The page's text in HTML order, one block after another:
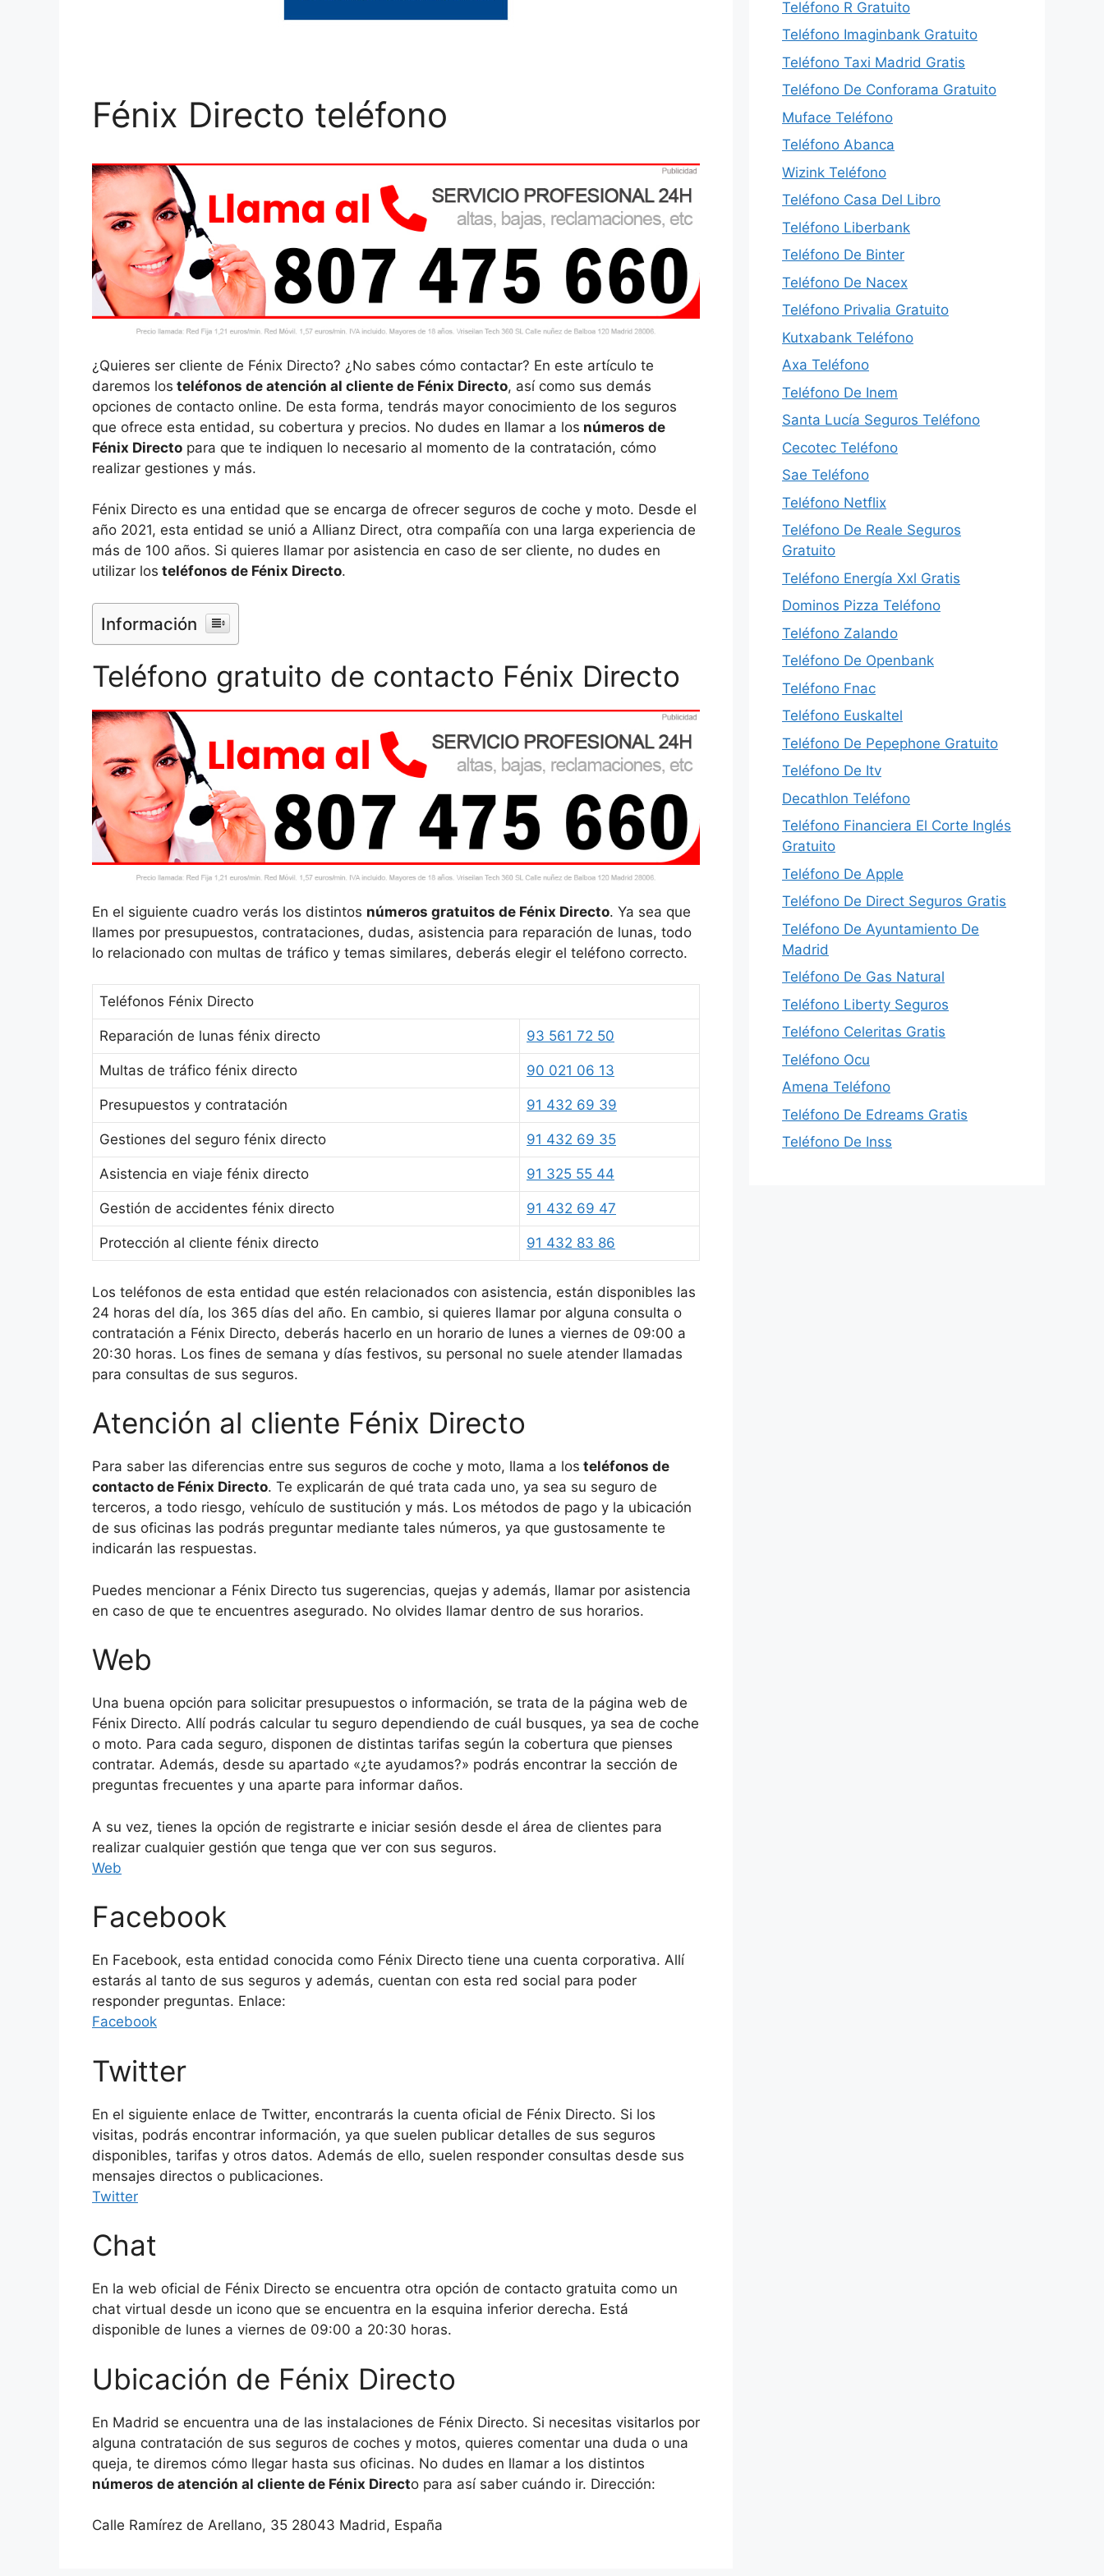
Fénix Directo teléfono
¿Quieres ser cliente de Fénix Directo? ¿No sabes cómo contactar? En este artículo te
daremos los teléfonos de atención al cliente de Fénix Directo, así como sus demás
opciones de contacto online. De esta forma, tendrás mayor conocimiento de los seguros
que ofrece esta entidad, su cobertura y precios. No dudes en llamar a los números de
Fénix Directo para que te indiquen lo necesario al momento de la contratación, cómo
realizar gestiones y más.
Fénix Directo es una entidad que se encarga de ofrecer seguros de coche y moto. Desde el
año 2021, esta entidad se unió a Allianz Direct, otra compañía con una larga experiencia de
más de 100 años. Si quieres llamar por asistencia en caso de ser cliente, no dudes en
utilizar los teléfonos de Fénix Directo.
Información
Teléfono gratuito de contacto Fénix Directo
En el siguiente cuadro verás los distintos números gratuitos de Fénix Directo. Ya sea que
llames por presupuestos, contrataciones, dudas, asistencia para reparación de lunas, todo
lo relacionado con multas de tráfico y temas similares, deberás elegir el teléfono correcto.
Teléfonos Fénix Directo
Reparación de lunas fénix directo 93 561 72 50
Multas de tráfico fénix directo 90 021 06 13
Presupuestos y contratación 91 432 69 39
Gestiones del seguro fénix directo 91 432 69 35
Asistencia en viaje fénix directo 91 325 55 44
Gestión de accidentes fénix directo 91 432 69 47
Protección al cliente fénix directo 91 432 83 86
Los teléfonos de esta entidad que estén relacionados con asistencia, están disponibles las
24 horas del día, los 365 días del año. En cambio, si quieres llamar por alguna consulta o
contratación a Fénix Directo, deberás hacerlo en un horario de lunes a viernes de 09:00 a
20:30 horas. Los fines de semana y días festivos, su personal no suele atender llamadas
para consultas de sus seguros.
Atención al cliente Fénix Directo
Para saber las diferencias entre sus seguros de coche y moto, llama a los teléfonos de
contacto de Fénix Directo. Te explicarán de qué trata cada uno, ya sea su seguro de
terceros, a todo riesgo, vehículo de sustitución y más. Los métodos de pago y la ubicación
de sus oficinas las podrás preguntar mediante tales números, ya que gustosamente te
indicarán las respuestas.
Puedes mencionar a Fénix Directo tus sugerencias, quejas y además, llamar por asistencia
en caso de que te encuentres asegurado. No olvides llamar dentro de sus horarios.
Web
Una buena opción para solicitar presupuestos o información, se trata de la página web de
Fénix Directo. Allí podrás calcular tu seguro dependiendo de cuál busques, ya sea de coche
o moto. Para cada seguro, disponen de distintas tarifas según la cobertura que pienses
contratar. Además, desde su apartado «¿te ayudamos?» podrás encontrar la sección de
preguntas frecuentes y una aparte para informar daños.
A su vez, tienes la opción de registrarte e iniciar sesión desde el área de clientes para
realizar cualquier gestión que tenga que ver con sus seguros.
Web
Facebook
En Facebook, esta entidad conocida como Fénix Directo tiene una cuenta corporativa. Allí
estarás al tanto de sus seguros y además, cuentan con esta red social para poder
responder preguntas. Enlace:
Facebook
Twitter
En el siguiente enlace de Twitter, encontrarás la cuenta oficial de Fénix Directo. Si los
visitas, podrás encontrar información, ya que suelen publicar detalles de sus seguros
disponibles, tarifas y otros datos. Además de ello, suelen responder consultas desde sus
mensajes directos o publicaciones.
Twitter
Chat
En la web oficial de Fénix Directo se encuentra otra opción de contacto gratuita como un
chat virtual desde un icono que se encuentra en la esquina inferior derecha. Está
disponible de lunes a viernes de 09:00 a 20:30 horas.
Ubicación de Fénix Directo
En Madrid se encuentra una de las instalaciones de Fénix Directo. Si necesitas visitarlos por
alguna contratación de sus seguros de coches y motos, quieres comentar una duda o una
queja, te diremos cómo llegar hasta sus oficinas. No dudes en llamar a los distintos
números de atención al cliente de Fénix Directo para así saber cuándo ir. Dirección:
Calle Ramírez de Arellano, 35 28043 Madrid, España
Teléfono R Gratuito
Teléfono Imaginbank Gratuito
Teléfono Taxi Madrid Gratis
Teléfono De Conforama Gratuito
Muface Teléfono
Teléfono Abanca
Wizink Teléfono
Teléfono Casa Del Libro
Teléfono Liberbank
Teléfono De Binter
Teléfono De Nacex
Teléfono Privalia Gratuito
Kutxabank Teléfono
Axa Teléfono
Teléfono De Inem
Santa Lucía Seguros Teléfono
Cecotec Teléfono
Sae Teléfono
Teléfono Netflix
Teléfono De Reale Seguros
Gratuito
Teléfono Energía Xxl Gratis
Dominos Pizza Teléfono
Teléfono Zalando
Teléfono De Openbank
Teléfono Fnac
Teléfono Euskaltel
Teléfono De Pepephone Gratuito
Teléfono De Itv
Decathlon Teléfono
Teléfono Financiera El Corte Inglés
Gratuito
Teléfono De Apple
Teléfono De Direct Seguros Gratis
Teléfono De Ayuntamiento De
Madrid
Teléfono De Gas Natural
Teléfono Liberty Seguros
Teléfono Celeritas Gratis
Teléfono Ocu
Amena Teléfono
Teléfono De Edreams Gratis
Teléfono De Inss